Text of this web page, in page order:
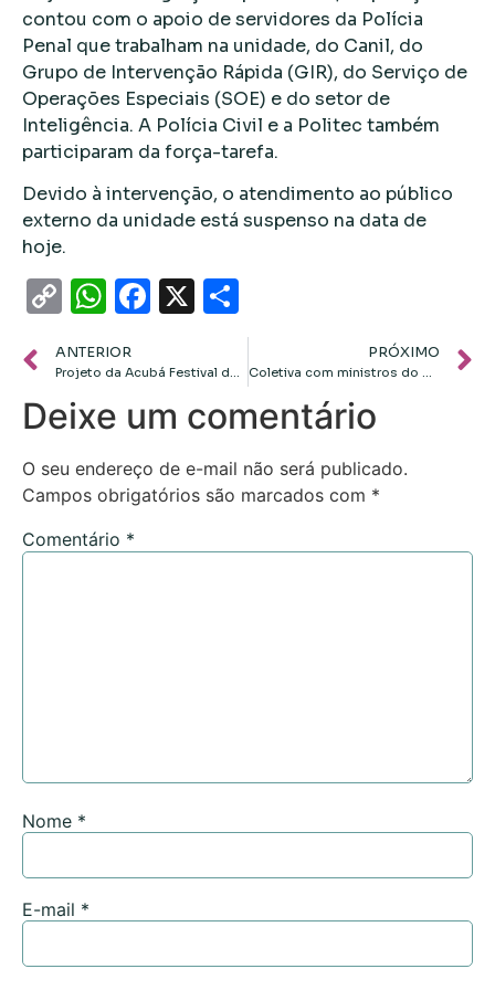
contou com o apoio de servidores da Polícia
Penal que trabalham na unidade, do Canil, do
Grupo de Intervenção Rápida (GIR), do Serviço de
Operações Especiais (SOE) e do setor de
Inteligência. A Polícia Civil e a Politec também
participaram da força-tarefa.
Devido à intervenção, o atendimento ao público
externo da unidade está suspenso na data de
hoje.
CopyWhatsApp
Facebook
X
ANTERIOR
Projeto da Acubá Festival de dança “Breaking do Mato” terá premiação para os três primeiros colocados
PRÓXIMO
Coletiva com ministros do STF está confirmada para as 8h45 desta segunda-feira (18)
Deixe um comentário
O seu endereço de e-mail não será publicado.
Campos obrigatórios são marcados com *
Comentário *
Nome *
E-mail *